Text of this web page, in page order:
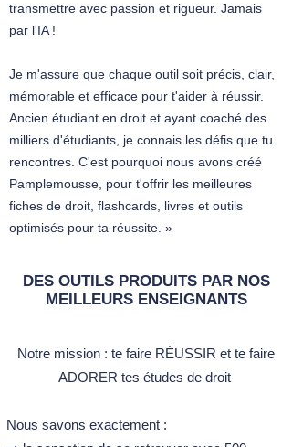
transmettre avec passion et rigueur. Jamais
par l'IA !
Je m'assure que chaque outil soit précis, clair,
mémorable et efficace pour t'aider à réussir.
Ancien étudiant en droit et ayant coaché des
milliers d'étudiants, je connais les défis que tu
rencontres. C'est pourquoi nous avons créé
Pamplemousse, pour t'offrir les meilleures
fiches de droit, flashcards, livres et outils
optimisés pour ta réussite. »
DES OUTILS PRODUITS PAR NOS
MEILLEURS ENSEIGNANTS
Notre mission :​ te faire RÉUSSIR et te faire
ADORER tes études de droit ​
Nous savons exactement :